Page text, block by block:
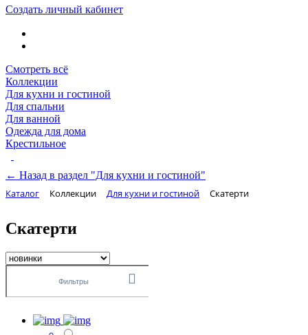
Создать личный кабинет
Смотреть всё
Коллекции
Для кухни и гостиной
Для спальни
Для ванной
Одежда для дома
Крестильное
← Назад в раздел "Для кухни и гостиной"
Каталог Коллекции Для кухни и гостиной Скатерти
Скатерти
Фильтры